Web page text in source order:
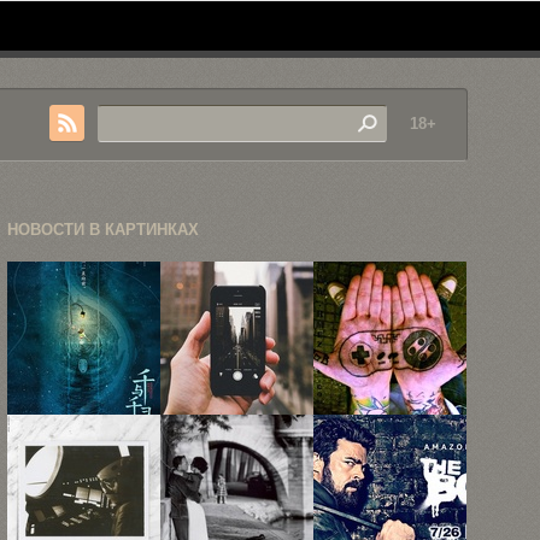
18+
НОВОСТИ В КАРТИНКАХ
С дебютом в
китайском
прокате, ...
Урбанистические
пейзажи на
экране
iPhone ...
40 крутых
татуировок
для
киноманов,
...